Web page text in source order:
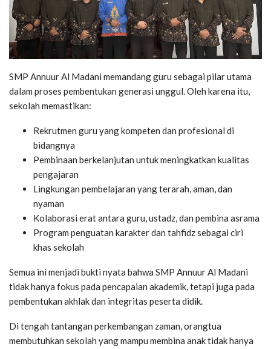
SMP Annuur Al Madani memandang guru sebagai pilar utama
dalam proses pembentukan generasi unggul. Oleh karena itu,
sekolah memastikan:
Rekrutmen guru yang kompeten dan profesional di
bidangnya
Pembinaan berkelanjutan untuk meningkatkan kualitas
pengajaran
Lingkungan pembelajaran yang terarah, aman, dan
nyaman
Kolaborasi erat antara guru, ustadz, dan pembina asrama
Program penguatan karakter dan tahfidz sebagai ciri
khas sekolah
Semua ini menjadi bukti nyata bahwa SMP Annuur Al Madani
tidak hanya fokus pada pencapaian akademik, tetapi juga pada
pembentukan akhlak dan integritas peserta didik.
Di tengah tantangan perkembangan zaman, orangtua
membutuhkan sekolah yang mampu membina anak tidak hanya